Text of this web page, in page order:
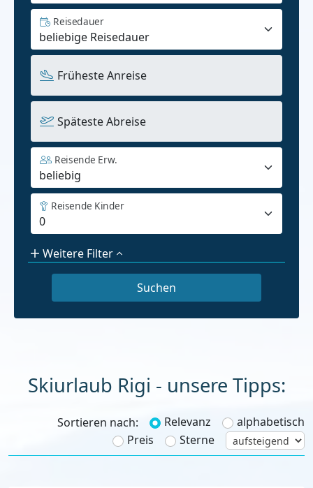
Reisedauer
Früheste Anreise
Späteste Abreise
Reisende Erw.
Reisende Kinder
Weitere Filter
Skiurlaub Rigi - unsere Tipps:
Sortieren nach: Relevanz
alphabetisch
Preis
Sterne